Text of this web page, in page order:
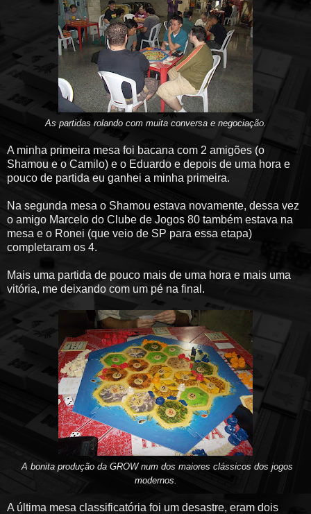
As partidas rolando com muita conversa e negociação.
A minha primeira mesa foi bacana com 2 amigões (o
Shamou e o Camilo) e o Eduardo e depois de uma hora e
pouco de partida eu ganhei a minha primeira.
Na segunda mesa o Shamou estava novamente, dessa vez
o amigo Marcelo do Clube de Jogos 80 também estava na
mesa e o Ronei (que veio de SP para essa etapa)
completaram os 4.
Mais uma partida de pouco mais de uma hora e mais uma
vitória, me deixando com um pé na final.
A bonita produção da GROW num dos maiores clássicos dos jogos
modernos.
A última mesa classificatória foi um desastre, eram dois